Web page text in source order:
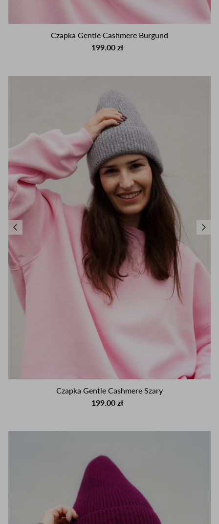
Czapka Gentle Cashmere Burgund
199.00 zł
Czapka Gentle Cashmere Szary
199.00 zł